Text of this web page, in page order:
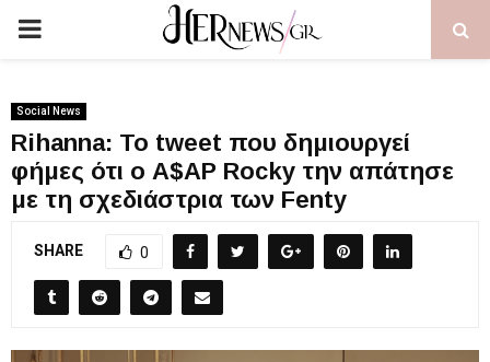
PRIMARY
Social News
Rihanna: To tweet που δημιουργεί
φήμες ότι ο A$AP Rocky την απάτησε
με τη σχεδιάστρια των Fenty
SHARE 0